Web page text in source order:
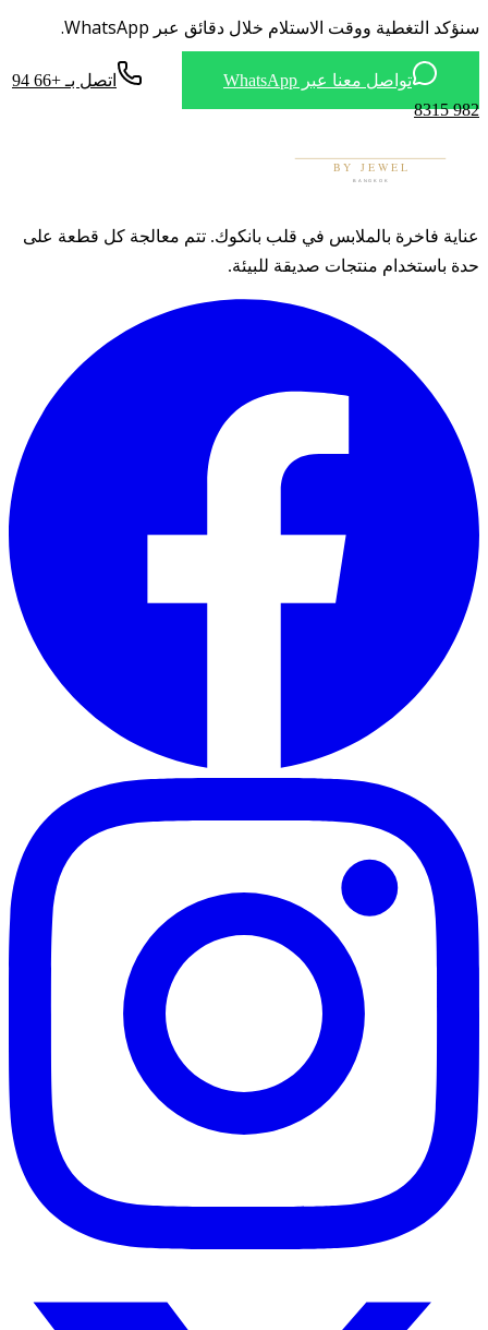
سنؤكد التغطية ووقت الاستلام خلال دقائق عبر WhatsApp.
تواصل معنا عبر WhatsApp
اتصل بـ +66 94
982 8315
عناية فاخرة بالملابس في قلب بانكوك. تتم معالجة كل قطعة على
حدة باستخدام منتجات صديقة للبيئة.